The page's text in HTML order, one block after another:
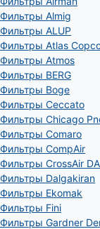
Фильтры Almig
Фильтры ALUP
Фильтры Atlas
Фильтры Atmos
Фильтры BERG
Фильтры Boge
Фильтры Ceccato
Фильтры Chicago
Фильтры Comaro
Фильтры CompAir
Фильтры CrossAir
Фильтры Dalgakiran
Фильтры Ekomak
Фильтры Fini
Фильтры Gardner